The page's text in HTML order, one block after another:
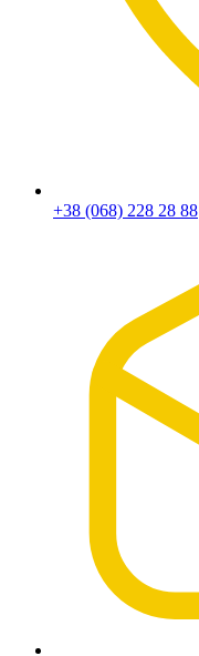
+38 (068) 228 28 88